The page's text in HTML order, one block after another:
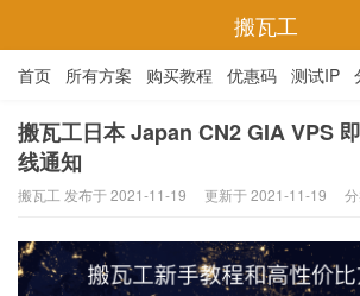
搬瓦工
首页 所有方案 购买教程 优惠码 测试IP
搬瓦工日本 Japan CN2 GIA VPS
线通知
搬瓦工 发布于 2021-11-19 更新于 2021-11-19 分